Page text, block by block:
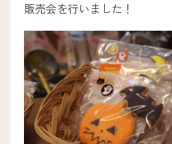
eスポーツビジネス学科
就職サポート
就職サポート
卒業生ストーリー
採用担当の方へ
販売会を行いました！